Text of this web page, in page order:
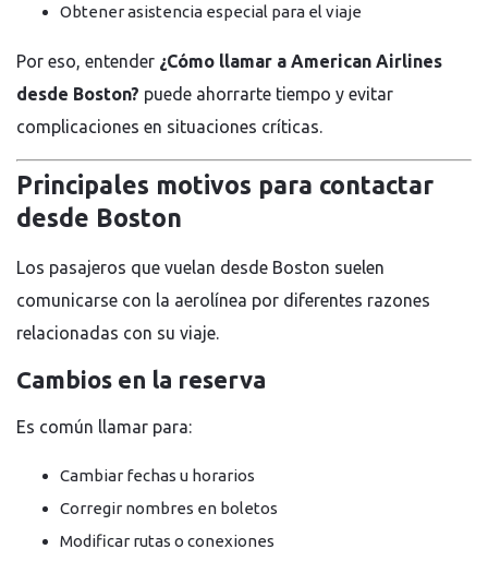
Obtener asistencia especial para el viaje
Por eso, entender ¿Cómo llamar a American Airlines
desde Boston? puede ahorrarte tiempo y evitar
complicaciones en situaciones críticas.
Principales motivos para contactar
desde Boston
Los pasajeros que vuelan desde Boston suelen
comunicarse con la aerolínea por diferentes razones
relacionadas con su viaje.
Cambios en la reserva
Es común llamar para:
Cambiar fechas u horarios
Corregir nombres en boletos
Modificar rutas o conexiones